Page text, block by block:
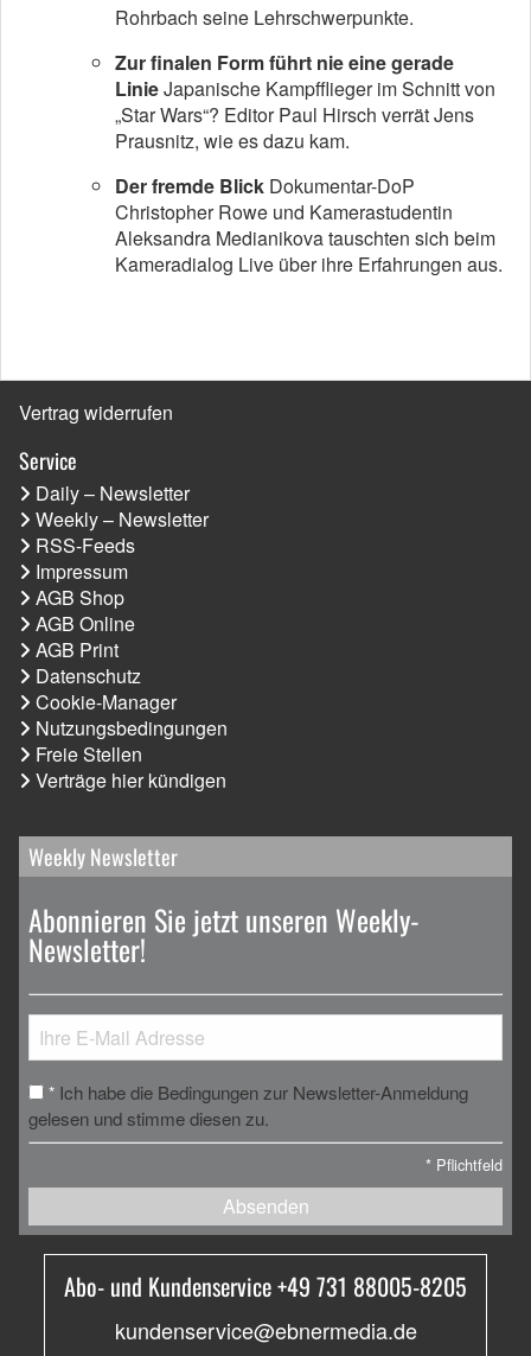
Rohrbach seine Lehrschwerpunkte.
Zur finalen Form führt nie eine gerade
LinieJapanische Kampfflieger im Schnitt von
„Star Wars“? Editor Paul Hirsch verrät Jens
Prausnitz, wie es dazu kam.
Der fremde Blick Dokumentar-DoP
Christopher Rowe und Kamerastudentin
Aleksandra Medianikova tauschten sich beim
Kameradialog Live über ihre Erfahrungen aus.
Vertrag widerrufen
Service
Daily – Newsletter
Weekly – Newsletter
RSS-Feeds
Impressum
AGB Shop
AGB Online
AGB Print
Datenschutz
Cookie-Manager
Nutzungsbedingungen
Freie Stellen
Verträge hier kündigen
Weekly Newsletter
Abonnieren Sie jetzt unseren Weekly-
Newsletter!
* Ich habe die Bedingungen zur Newsletter-Anmeldung
gelesen und stimme diesen zu.
* Pflichtfeld
Absenden
Abo- und Kundenservice +49 731 88005-8205
kundenservice@ebnermedia.de